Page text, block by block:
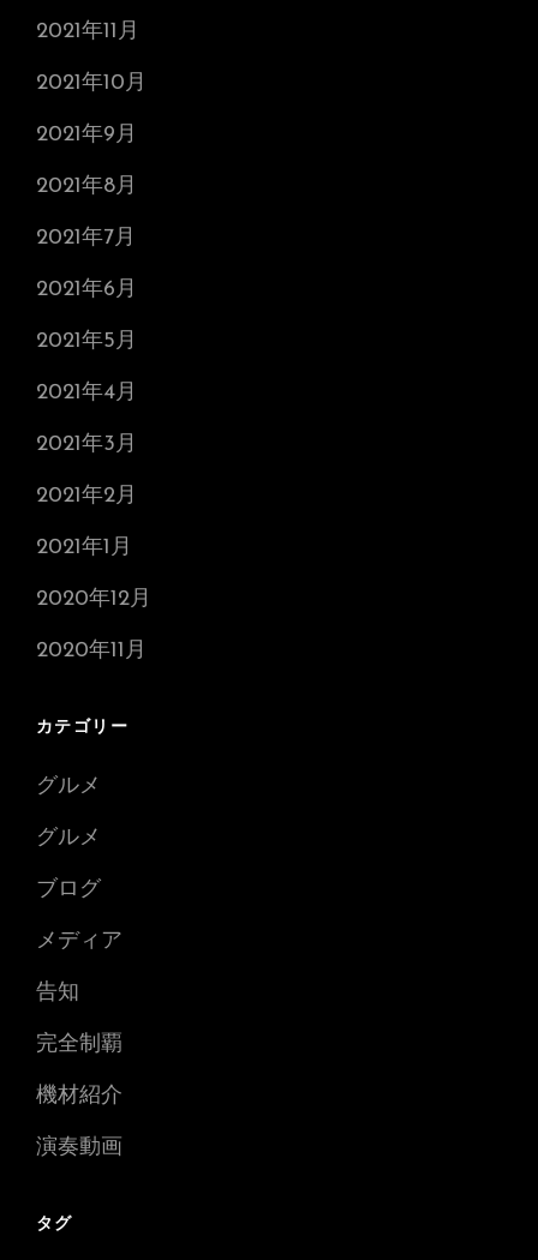
2021年11月
2021年10月
2021年9月
2021年8月
2021年7月
2021年6月
2021年5月
2021年4月
2021年3月
2021年2月
2021年1月
2020年12月
2020年11月
カテゴリー
グルメ
グルメ
ブログ
メディア
告知
完全制覇
機材紹介
演奏動画
タグ